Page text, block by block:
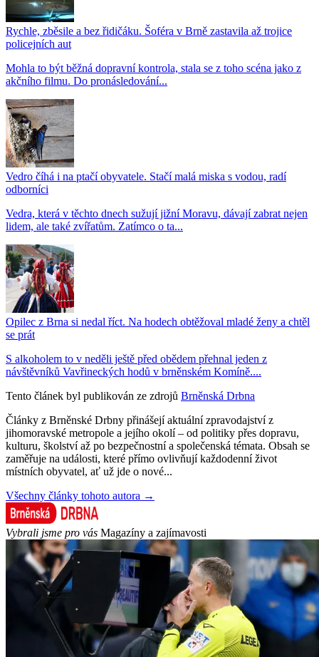
Rychle, zběsile a bez řidičáku. Šoféra v Brně zastavila až trojice
policejních aut
Mohla to být běžná dopravní kontrola, stala se z toho scéna jako z
akčního filmu. Do pronásledování...
Vedro číhá i na ptačí obyvatele. Stačí malá miska s vodou, radí
odborníci
Vedra, která v těchto dnech sužují jižní Moravu, dávají zabrat nejen
lidem, ale také zvířatům. Zatímco o ta...
Opilec z Brna si nedal říct. Na hodech obtěžoval mladé ženy a chtěl
se prát
S alkoholem to v neděli ještě před obědem přehnal jeden z
návštěvníků Vavřineckých hodů v brněnském Komíně....
Tento článek byl publikován ze zdrojů Brněnská Drbna
Články z Brněnské Drbny přinášejí aktuální zpravodajství z
jihomoravské metropole a jejího okolí – od politiky přes dopravu,
kulturu, školství až po bezpečnostní a společenská témata. Obsah se
zaměřuje na události, které přímo ovlivňují každodenní život
místních obyvatel, ať už jde o nové...
Všechny články tohoto autora →
Vybrali jsme pro vás Magazíny a zajímavosti